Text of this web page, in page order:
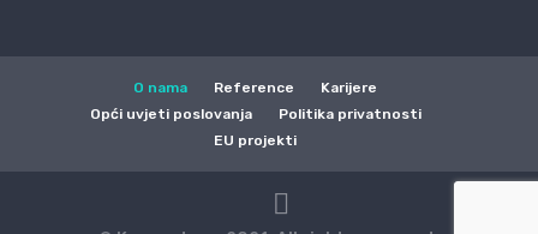
O nama Reference
Karijere
Opći uvjeti poslovanja
Politika privatnosti
EU projekti